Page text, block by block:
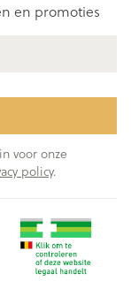
en promoties
voor onze
policy.